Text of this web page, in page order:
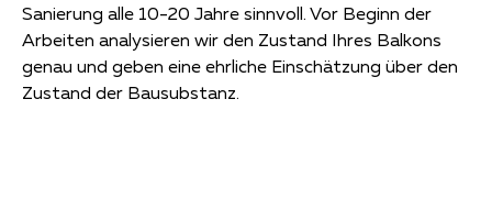
Sanierung alle 10-20 Jahre sinnvoll. Vor Beginn der
Arbeiten analysieren wir den Zustand Ihres Balkons
genau und geben eine ehrliche Einschätzung über den
Zustand der Bausubstanz.